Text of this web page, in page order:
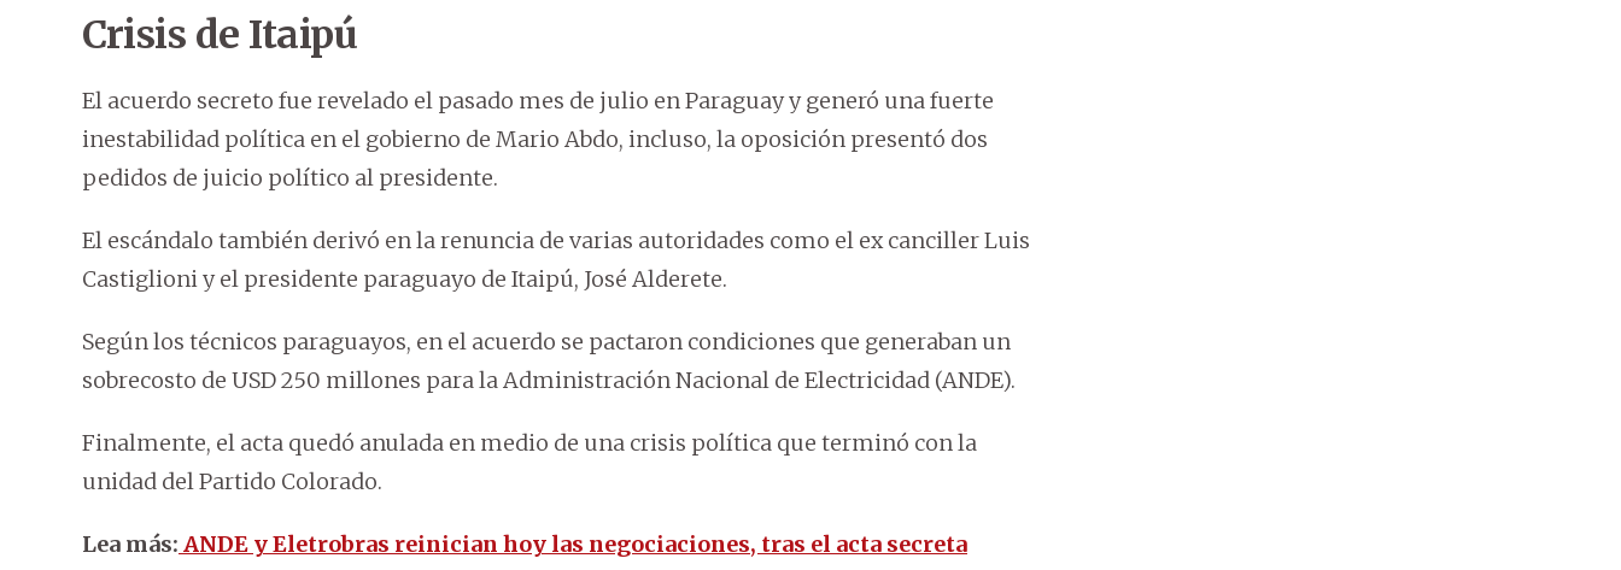
Crisis de Itaipú
El acuerdo secreto fue revelado el pasado mes de julio en Paraguay y generó una fuerte
inestabilidad política en el gobierno de Mario Abdo, incluso, la oposición presentó dos
pedidos de juicio político al presidente.
El escándalo también derivó en la renuncia de varias autoridades como el ex canciller Luis
Castiglioni y el presidente paraguayo de Itaipú, José Alderete.
Según los técnicos paraguayos, en el acuerdo se pactaron condiciones que generaban un
sobrecosto de USD 250 millones para la Administración Nacional de Electricidad (ANDE).
Finalmente, el acta quedó anulada en medio de una crisis política que terminó con la
unidad del Partido Colorado.
Lea más: ANDE y Eletrobras reinician hoy las negociaciones, tras el acta secreta